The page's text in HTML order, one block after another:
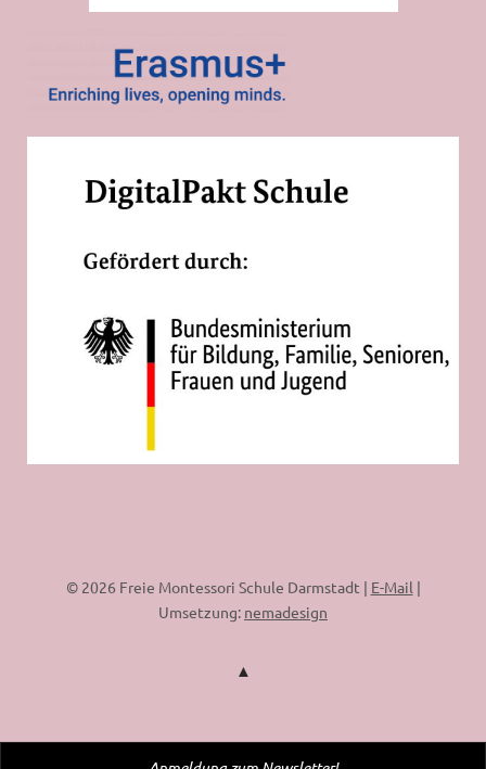
© 2026 Freie Montessori Schule Darmstadt | E-Mail |
Umsetzung: nemadesign